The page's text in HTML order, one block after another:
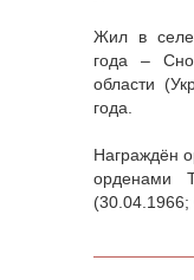
Жил в селе
года –
области
года.
Награждён
орденами